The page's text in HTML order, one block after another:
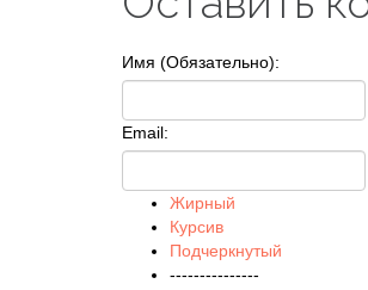
Имя (Обязательно):
Email:
Жирный
Курсив
Подчеркнутый
---------------